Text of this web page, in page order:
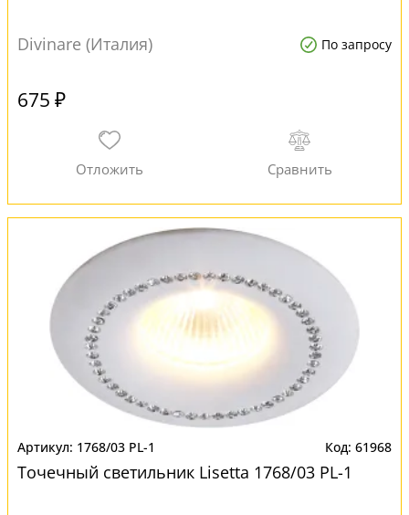
Divinare (Италия) По запросу
675 ₽
1768/03 PL-1 61968
Точечный светильник Lisetta 1768/03 PL-1